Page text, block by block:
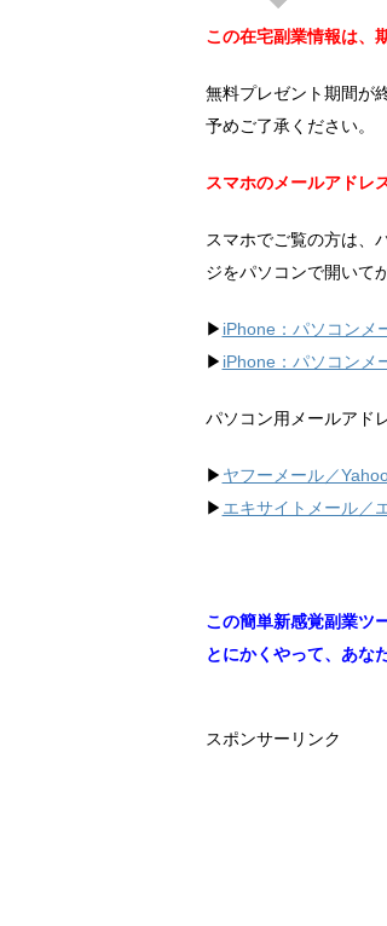
この在宅副業情報は、
無料プレゼント期間が
予めご了承ください。
スマホのメールアドレ
スマホでご覧の方は、
ジをパソコンで開いて
▶︎ iPhone：パソコンメ
▶︎ iPhone：パソコンメ
パソコン用メールアド
▶︎ ヤフーメール／
▶︎ エキサイトメール／
この簡単新感覚副業ツ
とにかくやって、あな
スポンサーリンク